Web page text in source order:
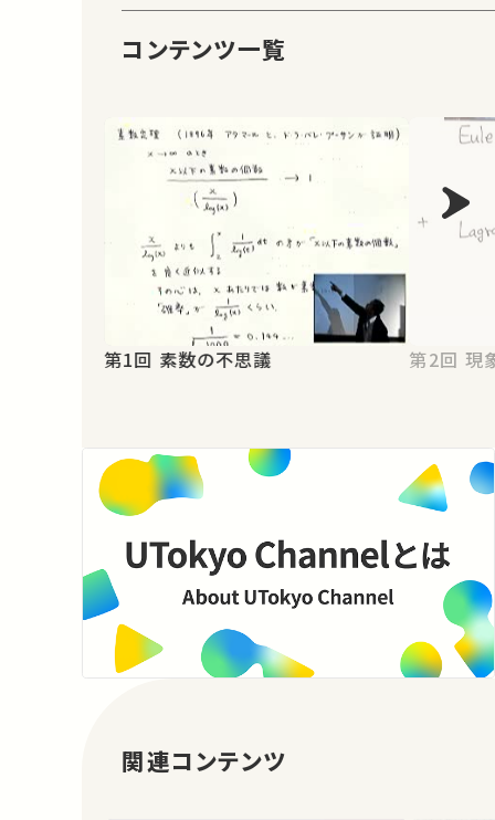
コンテンツ一覧
第1回 素数の不思議 第2
関連コンテンツ